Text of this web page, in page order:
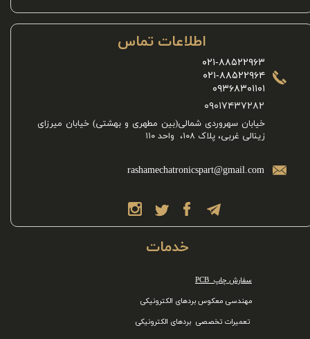
★
سفارش چاپ PCB
مهندسی معکوس بردهای الکترونیکی
تعمیرات تخصصی بردهای الکترونیکی
rashamechatronicspart@gmail.com
۰۲۱-۸۸۵۲۲۹۶۳
۰۲۱-۸۸۵۲۲۹۶۴
۰۹۳۶۸۳۰۱۱۰۱​
​۰۹۰۱۷۴۳۷۲۸۲
خیابان سهروردی شمالی(بین مطهری و بهشتی) خیابان میرزای
زینالی غربی، پلاک ۱۰۸، واحد ۱۱۰​​​​​​​​​​​​​​
اطلاعات تماس
خدمات